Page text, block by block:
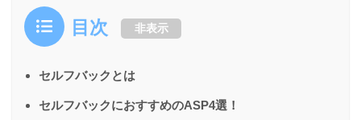
目次 非表示
セルフバックとは
セルフバックにおすすめのASP4選！